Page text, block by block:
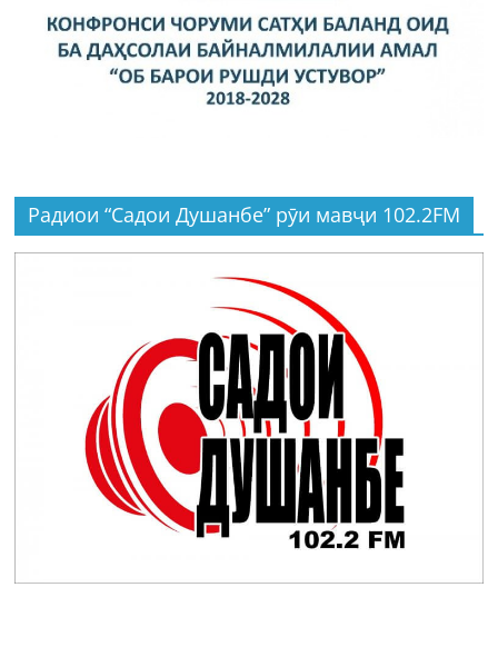
Радиои “Садои Душанбе” рӯи мавҷи 102.2FM